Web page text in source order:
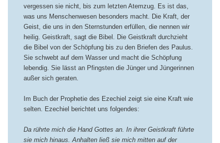
vergessen sie nicht, bis zum letzten Atemzug. Es ist das,
was uns Menschenwesen besonders macht. Die Kraft, der
Geist, die uns in den Sternstunden erfüllen, die nennen wir
heilig. Geistkraft, sagt die Bibel. Die Geistkraft durchzieht
die Bibel von der Schöpfung bis zu den Briefen des Paulus.
Sie schwebt auf dem Wasser und macht die Schöpfung
lebendig. Sie lässt an Pfingsten die Jünger und Jüngerinnen
außer sich geraten.
Im Buch der Prophetie des Ezechiel zeigt sie eine Kraft wie
selten. Ezechiel berichtet uns folgendes:
Da rührte mich die Hand Gottes an. In ihrer Geistkraft führte
sie mich hinaus. Anhalten ließ sie mich mitten auf der